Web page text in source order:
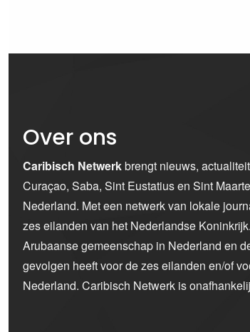
Over ons
Caribisch Netwerkbrengt nieuws,
Curaçao, Saba, Sint Eustatius en Sint
Nederland. Met een netwerk van lokale
zes eilanden van het Nederlandse
Arubaanse gemeenschap in Nederland en
gevolgen heeft voor de zes eilanden en/of
Nederland. Caribisch Netwerk is